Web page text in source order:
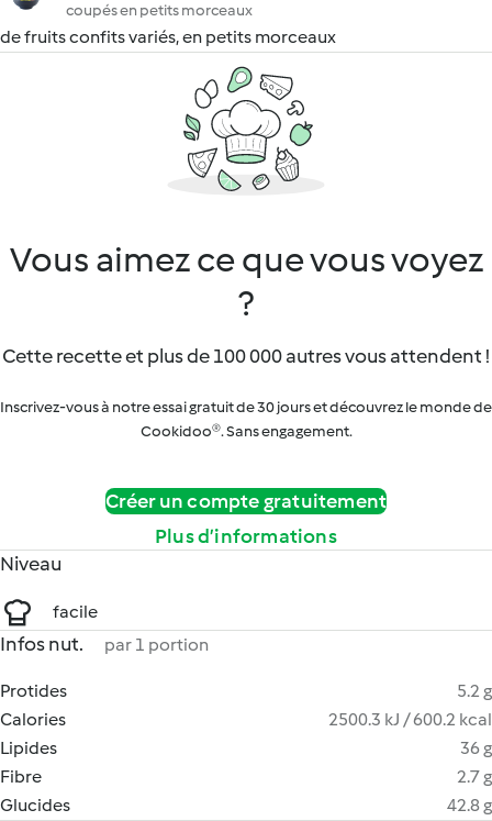
coupés en petits morceaux
de fruits confits variés, en petits morceaux
Vous aimez ce que vous voyez
?
Cette recette et plus de 100 000 autres vous attendent !
Inscrivez-vous à notre essai gratuit de 30 jours et découvrez le monde de
Cookidoo®. Sans engagement.
Créer un compte gratuitement
Plus d’informations
Niveau
facile
Infos nut. par 1 portion
Protides
5.2 g
Calories
2500.3 kJ / 600.2 kcal
Lipides
36 g
Fibre
2.7 g
Glucides
42.8 g